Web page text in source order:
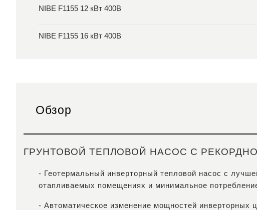
NIBE F1155 12 кВт 400В
NIBE F1155 16 кВт 400В
Обзор
ГРУНТОВОЙ ТЕПЛОВОЙ НАСОС С
- Геотермальный инверторный тепловой насос с
отапливаемых помещениях и минимальное
- Автоматическое изменение мощностей инверторных